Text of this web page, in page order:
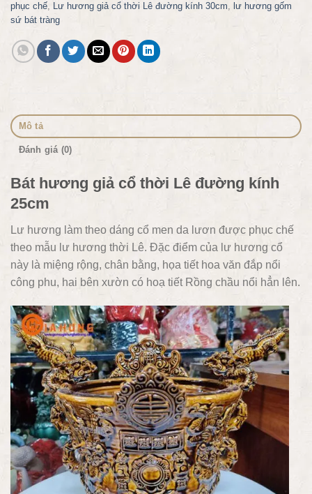
phục chế, Lư hương giả cổ thời Lê đường kính 30cm, lư hương gốm
sứ bát tràng
Mô tả
Đánh giá (0)
Bát hương giả cổ thời Lê đường kính
25cm
Lư hương làm theo dáng cổ men da lươn được phục chế
theo mẫu lư hương thời Lê. Đặc điểm của lư hương cổ
này là miệng rộng, chân bằng, họa tiết hoa văn đắp nổi
công phu, hai bên xườn có hoạ tiết Rồng chầu nổi hẳn lên.